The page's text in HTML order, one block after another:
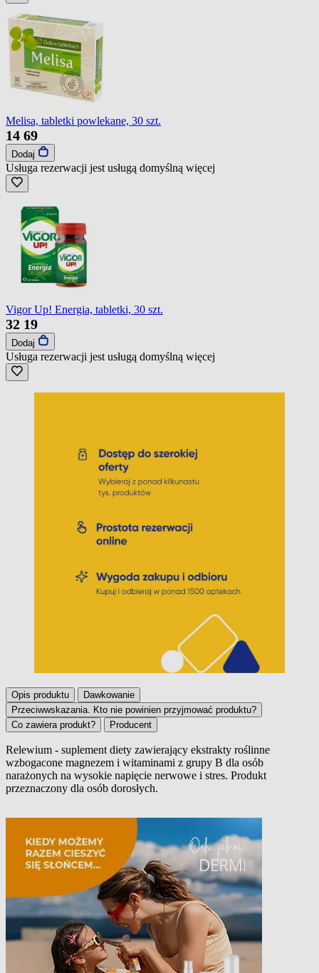
Melisa, tabletki powlekane, 30 szt.
14 69
Dodaj
Usługa rezerwacji jest usługą domyślną więcej
Vigor Up! Energia, tabletki, 30 szt.
32 19
Dodaj
Usługa rezerwacji jest usługą domyślną więcej
Opis produktu
Dawkowanie
Przeciwwskazania. Kto nie powinien przyjmować produktu?
Co zawiera produkt?
Producent
Opis produktu
Relewium - suplement diety zawierający ekstrakty roślinne
wzbogacone magnezem i witaminami z grupy B dla osób
narażonych na wysokie napięcie nerwowe i stres. Produkt
przeznaczony dla osób dorosłych.